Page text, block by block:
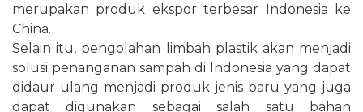
merupakan produk ekspor terbesar Indonesia ke
China.
Selain itu, pengolahan limbah plastik akan menjadi
solusi penanganan sampah di Indonesia yang dapat
didaur ulang menjadi produk jenis baru yang juga
dapat digunakan sebagai salah satu bahan